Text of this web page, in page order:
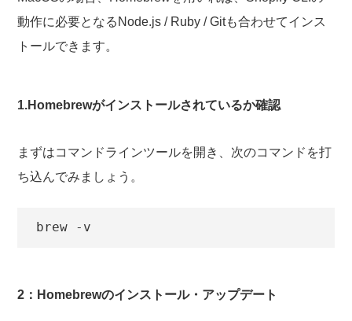
動作に必要となるNode.js / Ruby / Gitも合わせてインス
トールできます。
1.Homebrewがインストールされているか確認
まずはコマンドラインツールを開き、次のコマンドを打
ち込んでみましょう。
brew -v
2：Homebrewのインストール・アップデート